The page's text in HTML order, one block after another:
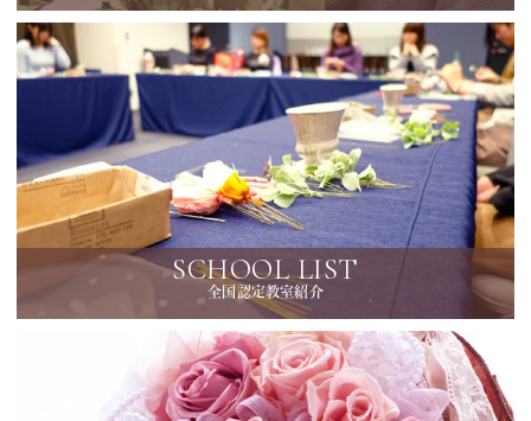
SCHOOL LIST
全国認定教室紹介